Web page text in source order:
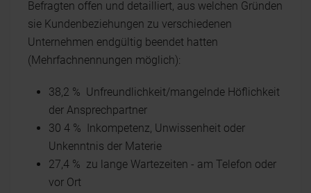
Befragten offen und detailliert, aus welchen Gründen
sie Kundenbeziehungen zu verschiedenen
Unternehmen endgültig beendet hatten
(Mehrfachnennungen möglich):
38,2 % Unfreundlichkeit/mangelnde Höflichkeit
der Ansprechpartner
30 4 % Inkompetenz, Unwissenheit oder
Unkenntnis der Materie
27,4 % zu lange Wartezeiten - am Telefon oder
vor Ort